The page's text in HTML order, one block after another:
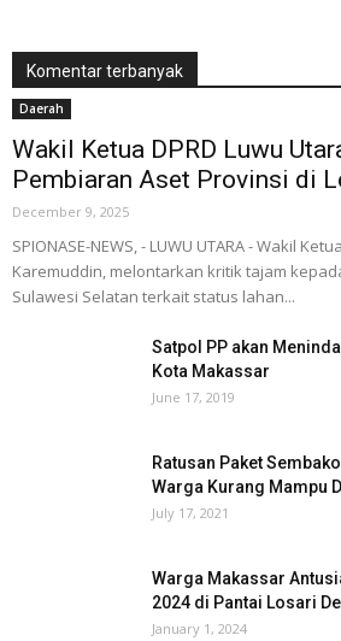
Komentar terbanyak
Daerah
Wakil Ketua DPRD Luwu
Pembiaran Aset Provinsi di
December 9, 2025
SPIONASE-NEWS, - LUWU UTARA - Wakil
Karemuddin, melontarkan kritik tajam
Sulawesi Selatan terkait status lahan...
Satpol PP akan
Kota Makassar
June 17, 2019
Ratusan Paket
Warga Kurang Mampu
July 17, 2021
Warga Makassar
2024 di Pantai Losari
January 1, 2024